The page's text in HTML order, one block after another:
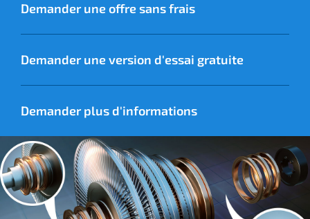
Demander une offre sans frais
Demander une version d'essai gratuite
Demander plus d'informations